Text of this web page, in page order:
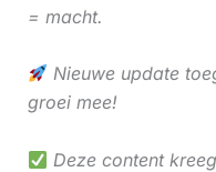
= macht.
Nieuwe update
groei mee!
Deze content